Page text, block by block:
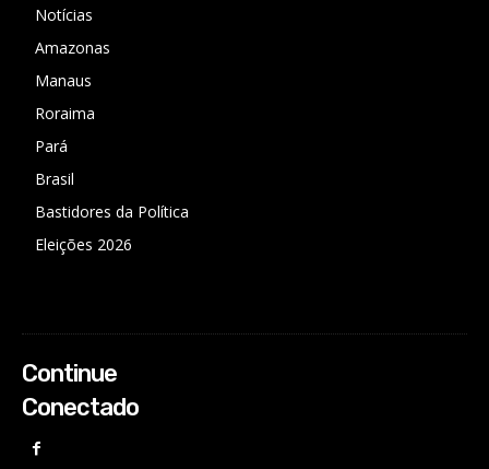
Notícias
Amazonas
Manaus
Roraima
Pará
Brasil
Bastidores da Política
Eleições 2026
Continue
Conectado